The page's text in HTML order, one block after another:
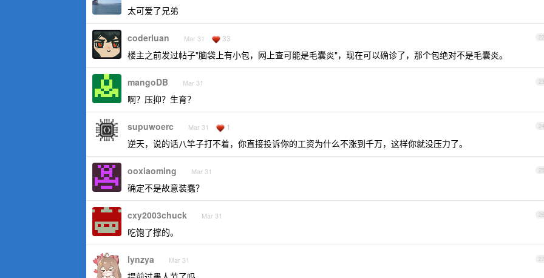
太可爱了兄弟
22
coderluan Mar 31 33
楼主之前发过帖子"脑袋上有小包，网上查可能是毛囊炎"，现在可以确诊了，那个包绝对不是毛囊炎。
23
mangoDB Mar 31
啊？压抑？生育？
24
supuwoerc Mar 31 1
逆天，说的话八竿子打不着，你直接投诉你的工资为什么不涨到千万，这样你就没压力了。
25
ooxiaoming Mar 31
确定不是故意装蠢？
26
cxy2003chuck Mar 31
吃饱了撑的。
27
lynzya Mar 31